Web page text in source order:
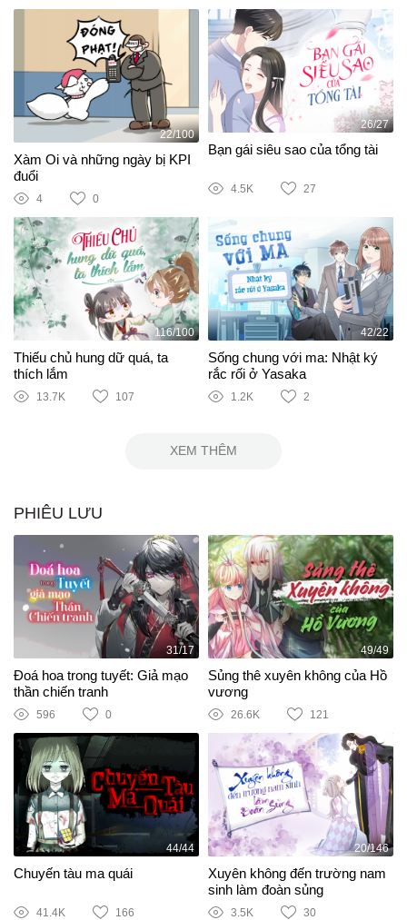
22/100
Xàm Oi và những ngày bị KPI
đuổi
4 0
26/27
Bạn gái siêu sao của tổng tài
4.5K 27
116/100
Thiếu chủ hung dữ quá, ta
thích lắm
13.7K 107
42/22
Sống chung với ma: Nhật ký
rắc rối ở Yasaka
1.2K 2
XEM THÊM
PHIÊU LƯU
31/17
Đoá hoa trong tuyết: Giả mạo
thần chiến tranh
596 0
49/49
Sủng thê xuyên không của Hồ
vương
26.6K 121
44/44
Chuyến tàu ma quái
41.4K 166
20/146
Xuyên không đến trường nam
sinh làm đoàn sủng
3.5K 30